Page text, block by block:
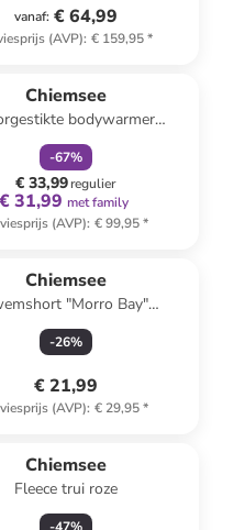
vanaf: € 64,99
(AVP): € 159,95*
Chiemsee
bodywarmer
donkerblauw
-67%
€ 33,99regulier
€ 31,99 met family
(AVP): € 99,95*
Chiemsee
"Morro Bay"
donkerblauw
-26%
€ 21,99
(AVP): € 29,95*
Chiemsee
Fleece trui roze